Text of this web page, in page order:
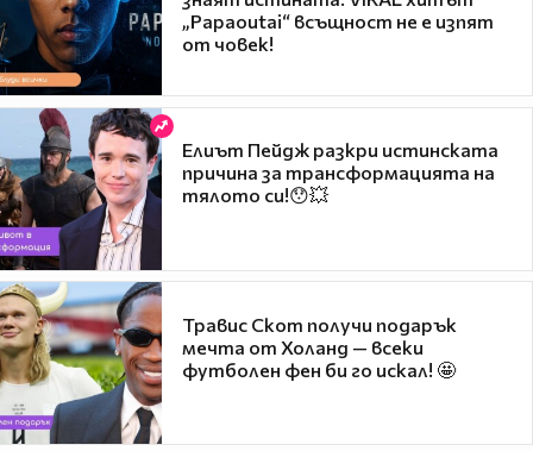
„Papaoutai“ всъщност не е изпят
от човек!
Елиът Пейдж разкри истинската
причина за трансформацията на
тялото си!😯💥
Травис Скот получи подарък
мечта от Холанд — всеки
футболен фен би го искал! 🤩